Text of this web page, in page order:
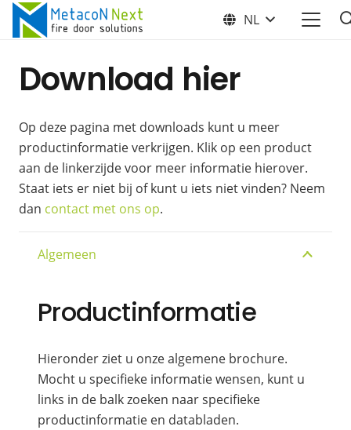
NL
Download hier
Op deze pagina met downloads kunt u meer
productinformatie verkrijgen. Klik op een product
aan de linkerzijde voor meer informatie hierover.
Staat iets er niet bij of kunt u iets niet vinden? Neem
dan contact met ons op.
Algemeen
Productinformatie
Hieronder ziet u onze algemene brochure.
Mocht u specifieke informatie wensen, kunt u
links in de balk zoeken naar specifieke
productinformatie en databladen.